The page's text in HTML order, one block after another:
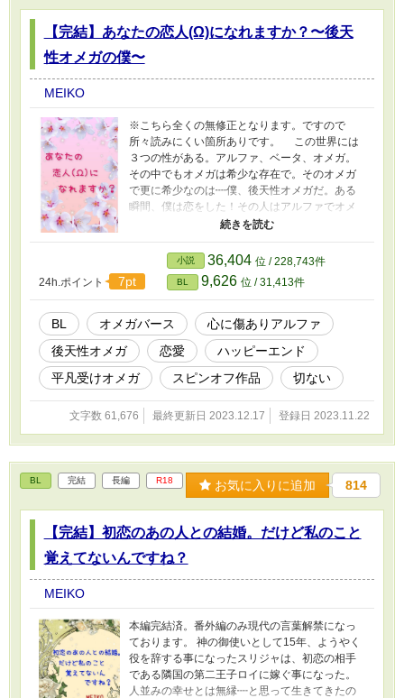
【完結】あなたの恋人(Ω)になれますか？〜後天
性オメガの僕〜
MEIKO
※こちら全くの無修正となります。ですので
所々読みにくい箇所ありです。 この世界には
３つの性がある。アルファ、ベータ、オメガ。
その中でもオメガは希少な存在で。そのオメガ
で更に希少なのは┉僕、後天性オメガだ。ある
瞬間、僕は恋をした！その人はアルファでオメ
ガに対して強い拒否感を抱いている┉そんな人
してくれませんよね？ 前作「あなたの妻(Ω)辞め
ます！」スピンオフ作品です。こちら単独でも
内容的には大丈夫です。でも両方読む方がより
楽しんでいただけると思いますので、未読の方
はそちらも読んでいただけると嬉しいです！ 後
天性オメガの平凡受け✕心に傷ありアルファの恋
愛 ※独自のオメガバース設定有り
24h.ポイント 7pt
小説 36,404 位 / 228,743件
BL 9,626 位 / 31,413件
BL オメガバース
心に傷ありアルファ
後天性オメガ
恋愛
ハッピーエンド
平凡受けオメガ
スピンオフ作品 切ない
文字数 61,676 最終更新日 2023.12.17 登録日 2023.11.22
BL 完結 長編 R18 お気に入りに追加 814
【完結】初恋のあの人との結婚。だけど私のこと
覚えてないんですね？
MEIKO
本編完結済。番外編のみ現代の言葉解禁になっ
ております。 神の御使いとして15年、ようやく
役を辞する事になったスリジャは、初恋の相手
である隣国の第二王子ロイに嫁ぐ事になった。
人並みの幸せとは無縁┉と思って生きてきたの